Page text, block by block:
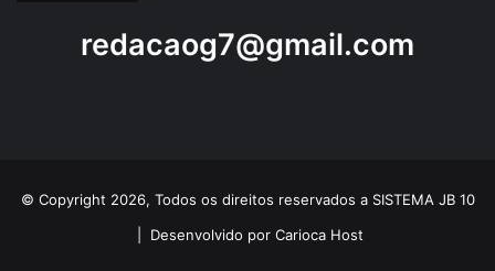
redacaog7@gmail.com
© Copyright 2026, Todos os direitos reservados a SISTEMA JB 10
Desenvolvido por Carioca Host